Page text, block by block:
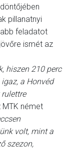
pillanatnyi
feladatot
ismét az
hiszen 210 perc
a Honvéd
német
volt, mint a
szezon,